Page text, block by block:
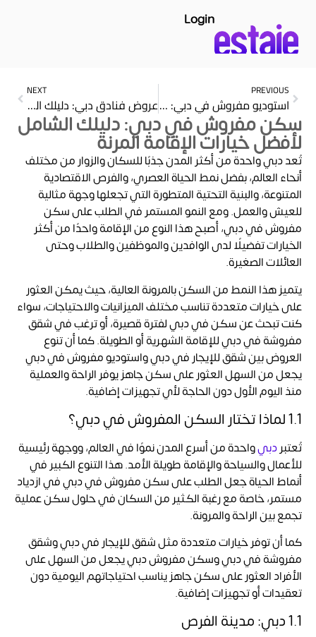
Login
PREVIOUS
استوديو مفروش في دبي: الخيار المثالي للإقامة المريحة والمرنة
NEXT
عروض فنادق دبي: دليلك الشامل للحصول على أفضل إقامة بأقل سعر
سكن مفروش في دبي: دليلك الشامل
لأفضل خيارات الإقامة المرنة
تُعد دبي واحدة من أكثر المدن جذبًا للسكان والزوار من مختلف
أنحاء العالم، بفضل نمط الحياة العصري، والفرص الاقتصادية
المتنوعة، والبنية التحتية المتطورة التي تجعلها وجهة مثالية
للعيش والعمل. ومع النمو المستمر في الطلب على سكن
مفروش في دبي، أصبح هذا النوع من الإقامة واحدًا من أكثر
الخيارات تفضيلًا لدى الوافدين والموظفين والطلاب وحتى
العائلات الصغيرة.
يتميز هذا النمط من السكن بالمرونة العالية، حيث يمكن العثور
على خيارات متعددة تناسب مختلف الميزانيات والاحتياجات، سواء
كنت تبحث عن سكن في دبي لفترة قصيرة، أو ترغب في شقق
مفروشة في دبي للإقامة الشهرية أو الطويلة. كما أن تنوع
العروض بين شقق للإيجار في دبي واستوديو مفروش في دبي
يجعل من السهل العثور على سكن جاهز يوفر الراحة والعملية
منذ اليوم الأول دون الحاجة لأي تجهيزات إضافية.
1.1 لماذا تختار السكن المفروش في دبي؟
تُعتبردبيواحدة من أسرع المدن نموًا في العالم، ووجهة رئيسية
للأعمال والسياحة والإقامة طويلة الأمد. هذا التنوع الكبير في
أنماط الحياة جعل الطلب على سكن مفروش في دبي في ازدياد
مستمر، خاصة مع رغبة الكثير من السكان في حلول سكن عملية
تجمع بين الراحة والمرونة.
كما أن توفر خيارات متعددة مثل شقق للإيجار في دبي وشقق
مفروشة في دبي وسكن مفروش دبي يجعل من السهل على
الأفراد العثور على سكن جاهز يناسب احتياجاتهم اليومية دون
تعقيدات أو تجهيزات إضافية.
1.1 دبي: مدينة الفرص